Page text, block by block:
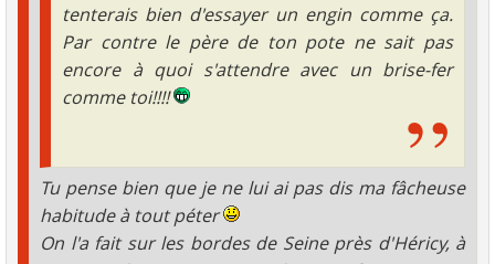
tenterais bien d'essayer un engin comme ça.
Par contre le père de ton pote ne sait pas
encore à quoi s'attendre avec un brise-fer
comme toi!!!!
Tu pense bien que je ne lui ai pas dis ma fâcheuse
habitude à tout péter
On l'a fait sur les bordes de Seine près d'Héricy, à